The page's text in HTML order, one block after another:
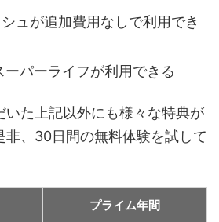
ュが追加費用なしで利用でき
パーライフが利用できる
いた上記以外にも様々な特典が
非、30日間の無料体験を試して
プライム年間